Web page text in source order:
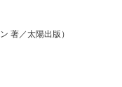
著／太陽出版）